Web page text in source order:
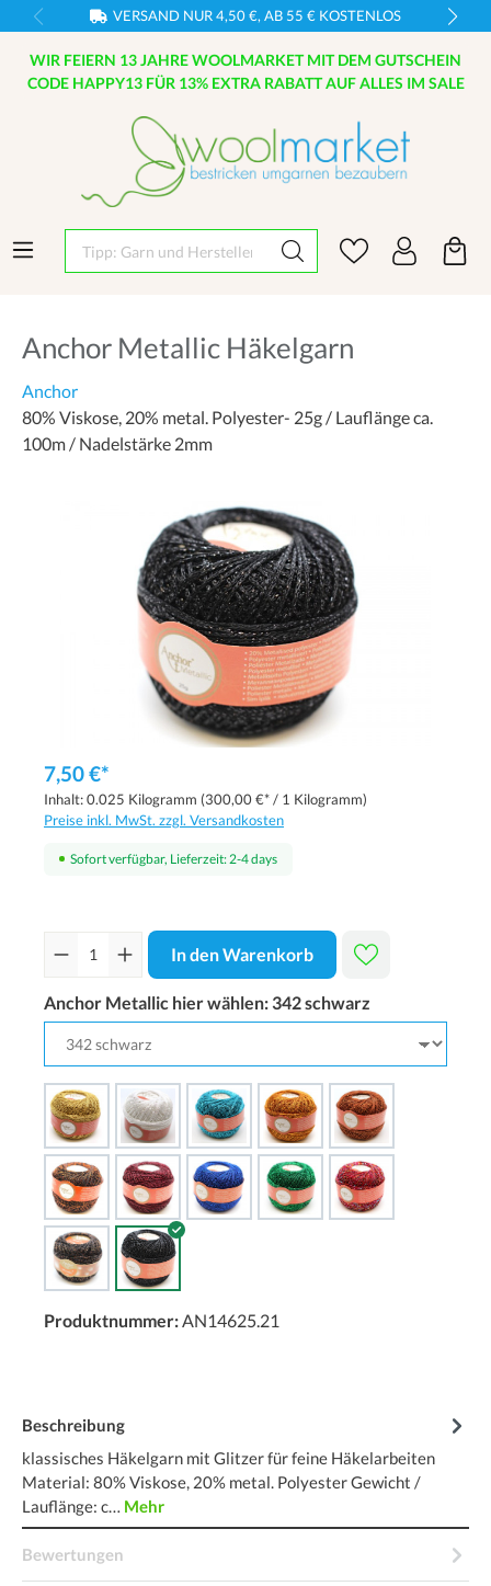
VERSAND NUR 4,50 €, AB 55 € KOSTENLOS
WIR FEIERN 13 JAHRE WOOLMARKET MIT DEM GUTSCHEIN
CODE HAPPY13 FÜR 13% EXTRA RABATT AUF ALLES IM SALE
Tipp: Garn und Hersteller eingeben
Anchor Metallic Häkelgarn
Anchor
80% Viskose, 20% metal. Polyester- 25g / Lauflänge ca.
100m / Nadelstärke 2mm
7,50 €*
Inhalt:0.025 Kilogramm (300,00 €* / 1 Kilogramm)
Preise inkl. MwSt. zzgl. Versandkosten
Sofort verfügbar, Lieferzeit: 2-4 days
In den Warenkorb
Anchor Metallic hier wählen: 342 schwarz
Produktnummer: AN14625.21
Beschreibung
klassisches Häkelgarn mit Glitzer für feine Häkelarbeiten
Material: 80% Viskose, 20% metal. Polyester Gewicht /
Lauflänge: c… Mehr
Bewertungen